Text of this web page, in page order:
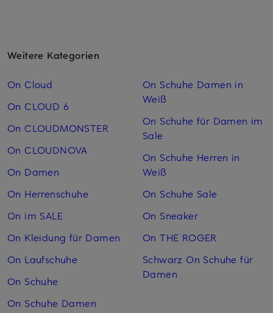
Weitere Kategorien
On Cloud
On CLOUD 6
On CLOUDMONSTER
On CLOUDNOVA
On Damen
On Herrenschuhe
On im SALE
On Kleidung für Damen
On Laufschuhe
On Schuhe
On Schuhe Damen
On Schuhe Damen in
Weiß
On Schuhe für Damen im
Sale
On Schuhe Herren in
Weiß
On Schuhe Sale
On Sneaker
On THE ROGER
Schwarz On Schuhe für
Damen